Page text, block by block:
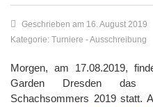
Geschrieben am 16. August 2019
Kategorie: Turniere -Ausschreibung
Morgen, am 17.08.2019,
Garden Dresden das
Schachsommers 2019 statt.